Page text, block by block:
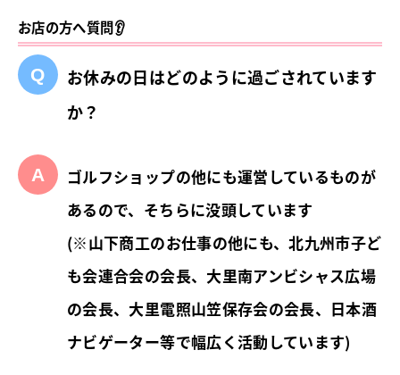
お店の方へ質問👂
お休みの日はどのように過ごされています
か？
ゴルフショップの他にも運営しているものが
あるので、そちらに没頭しています
(※山下商工のお仕事の他にも、北九州市子ど
も会連合会の会長、大里南アンビシャス広場
の会長、大里電照山笠保存会の会長、日本酒
ナビゲーター等で幅広く活動しています)